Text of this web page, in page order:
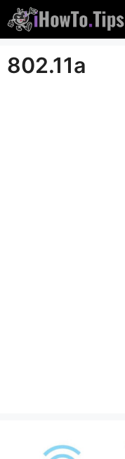
Ööbige
sisu
802.11a